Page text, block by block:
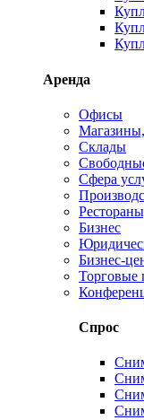
Аренда
Офисы
Склады
Сфера
Бизнес
Бизнес-
Торговые
Спрос